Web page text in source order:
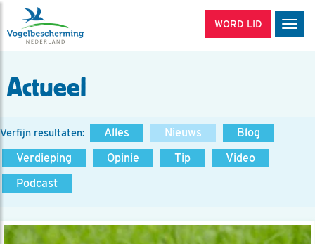
WORD LID
Actueel
Verfijn resultaten: Alles Nieuws
Blog
Verdieping
Opinie Tip
Video
Podcast